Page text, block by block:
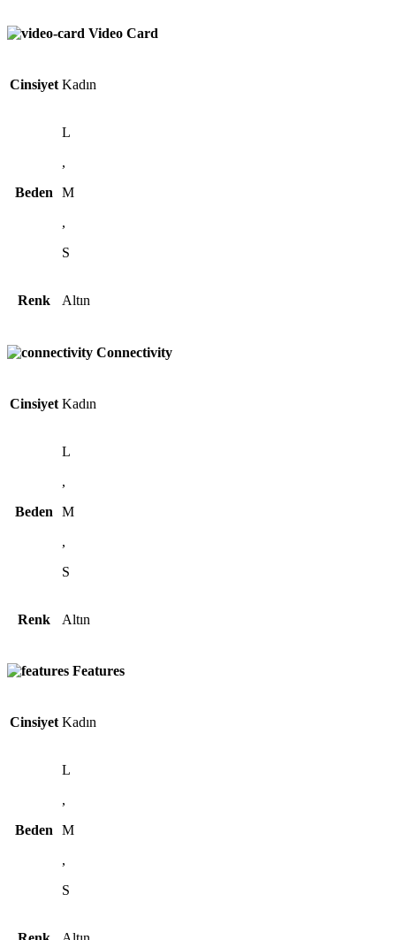
Video Card
Cinsiyet Kadın
Beden
L
,
M
,
S
Renk Altın
Connectivity
Cinsiyet Kadın
Beden
L
,
M
,
S
Renk Altın
Features
Cinsiyet Kadın
Beden
L
,
M
,
S